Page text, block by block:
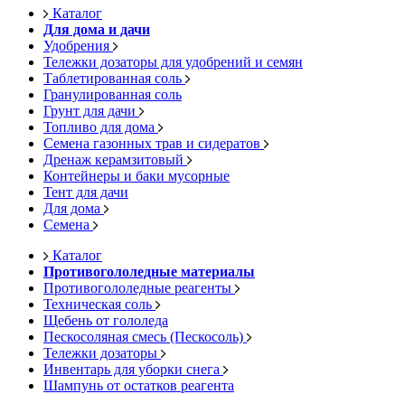
Каталог
Для дома и дачи
Удобрения
Тележки дозаторы для удобрений и семян
Таблетированная соль
Гранулированная соль
Грунт для дачи
Топливо для дома
Семена газонных трав и сидератов
Дренаж керамзитовый
Контейнеры и баки мусорные
Тент для дачи
Для дома
Семена
Каталог
Противогололедные материалы
Противогололедные реагенты
Техническая соль
Щебень от гололеда
Пескосоляная смесь (Пескосоль)
Тележки дозаторы
Инвентарь для уборки снега
Шампунь от остатков реагента